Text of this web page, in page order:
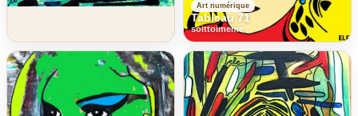
Art numérique
Tableau 71
soittoimeme